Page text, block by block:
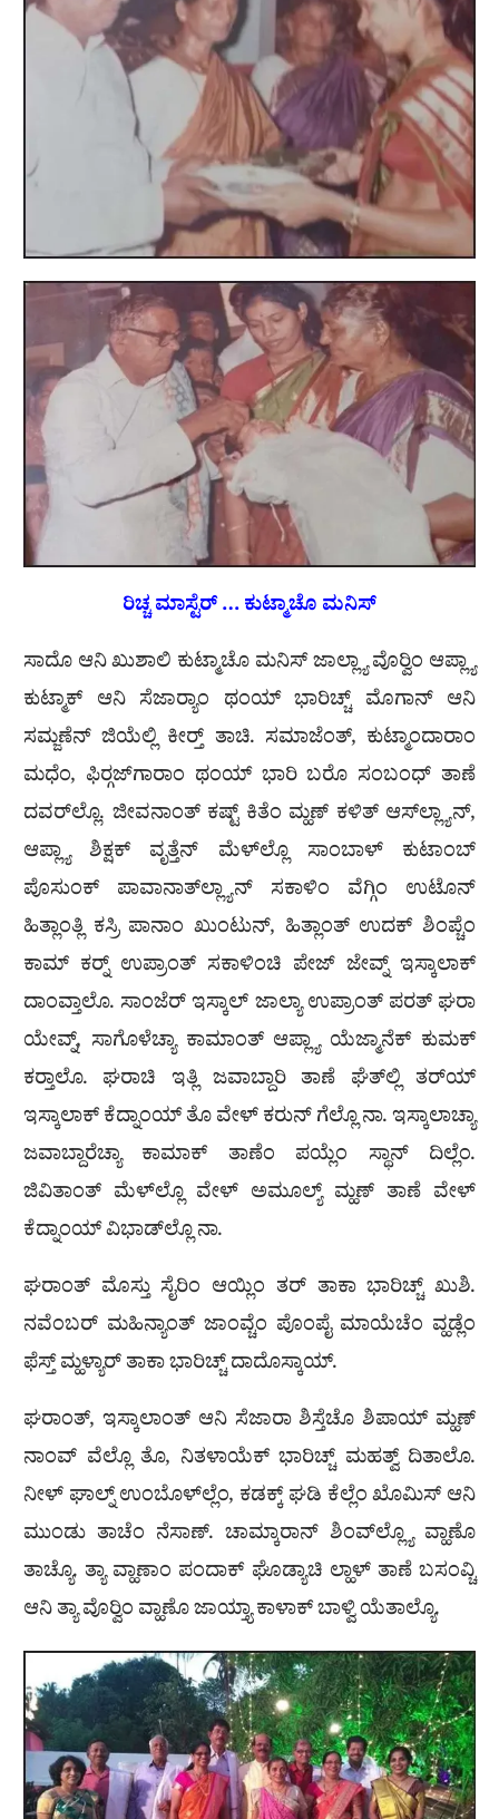
ರಿಚ್ಚ ಮಾಸ್ಟೆರ್ … ಕುಟ್ಮಾಚೊ ಮನಿಸ್
ಸಾದೊ ಆನಿ ಖುಶಾಲಿ ಕುಟ್ಮಾಚೊ ಮನಿಸ್ ಜಾಲ್ಲ್ಯಾ ವೊರ‍್ವಿಂ ಆಪ್ಲ್ಯಾ
ಕುಟ್ಮಾಕ್ ಆನಿ ಸೆಜಾರ‍್ಯಾಂ ಥಂಯ್ ಭಾರಿಚ್ಚ್ ಮೊಗಾನ್ ಆನಿ
ಸಮ್ಜಣೆನ್ ಜಿಯೆಲ್ಲಿ ಕೀರ‍್ತ್ ತಾಚಿ. ಸಮಾಜೆಂತ್, ಕುಟ್ಮಾಂದಾರಾಂ
ಮಧೆಂ, ಫಿರ‍್ಗಜ್‌ಗಾರಾಂ ಥಂಯ್ ಭಾರಿ ಬರೊ ಸಂಬಂಧ್ ತಾಣೆ
ದವರ್‌ಲ್ಲೊ. ಜೀವನಾಂತ್ ಕಷ್ಟ್ ಕಿತೆಂ ಮ್ಹಣ್ ಕಳಿತ್ ಆಸ್‌ಲ್ಲ್ಯಾನ್,
ಆಪ್ಲ್ಯಾ ಶಿಕ್ಷಕ್ ವೃತ್ತೆನ್ ಮೆಳ್‌ಲ್ಲೊ ಸಾಂಬಾಳ್ ಕುಟಾಂಬ್
ಪೊಸುಂಕ್ ಪಾವಾನಾತ್‌ಲ್ಲ್ಯಾನ್ ಸಕಾಳಿಂ ವೆಗ್ಗಿಂ ಉಟೊನ್
ಹಿತ್ಲಾಂತ್ಲಿ ಕಸ್ರಿ ಪಾನಾಂ ಖುಂಟುನ್, ಹಿತ್ಲಾಂತ್ ಉದಕ್ ಶಿಂಪ್ಚೆಂ
ಕಾಮ್ ಕರ‍್ನ್ ಉಪ್ರಾಂತ್ ಸಕಾಳಿಂಚಿ ಪೇಜ್ ಜೇವ್ನ್ ಇಸ್ಕಾಲಾಕ್
ದಾಂವ್ತಾಲೊ. ಸಾಂಜೆರ್ ಇಸ್ಕಾಲ್ ಜಾಲ್ಯಾ ಉಪ್ರಾಂತ್ ಪರತ್ ಘರಾ
ಯೇವ್ನ್, ಸಾಗೊಳೆಚ್ಯಾ ಕಾಮಾಂತ್ ಆಪ್ಲ್ಯಾ ಯೆಜ್ಮಾನೆಕ್ ಕುಮಕ್
ಕರ‍್ತಾಲೊ. ಘರಾಚಿ ಇತ್ಲಿ ಜವಾಬ್ದಾರಿ ತಾಣೆ ಘೆತ್‌ಲ್ಲಿ ತರ್‌ಯ್
ಇಸ್ಕಾಲಾಕ್ ಕೆದ್ನಾಂಯ್ ತೊ ವೇಳ್ ಕರುನ್ ಗೆಲ್ಲೊ ನಾ. ಇಸ್ಕಾಲಾಚ್ಯಾ
ಜವಾಬ್ದಾರೆಚ್ಯಾ ಕಾಮಾಕ್ ತಾಣೆಂ ಪಯ್ಲೆಂ ಸ್ಥಾನ್ ದಿಲ್ಲೆಂ.
ಜಿವಿತಾಂತ್ ಮೆಳ್‌ಲ್ಲೊ ವೇಳ್ ಅಮೂಲ್ಯ್ ಮ್ಹಣ್ ತಾಣೆ ವೇಳ್
ಕೆದ್ನಾಂಯ್ ವಿಭಾಡ್‍ಲ್ಲೊ ನಾ.
ಘರಾಂತ್ ಮೊಸ್ತು ಸೈರಿಂ ಆಯ್ಲಿಂ ತರ್ ತಾಕಾ ಭಾರಿಚ್ಚ್ ಖುಶಿ.
ನವೆಂಬರ್ ಮಹಿನ್ಯಾಂತ್ ಜಾಂವ್ಚೆಂ ಪೊಂಪೈ ಮಾಯೆಚೆಂ ವ್ಹಡ್ಲೆಂ
ಫೆಸ್ತ್ ಮ್ಹಳ್ಯಾರ್ ತಾಕಾ ಭಾರಿಚ್ಚ್ ದಾದೊಸ್ಕಾಯ್.
ಘರಾಂತ್, ಇಸ್ಕಾಲಾಂತ್ ಆನಿ ಸೆಜಾರಾ ಶಿಸ್ತೆಚೊ ಶಿಪಾಯ್ ಮ್ಹಣ್
ನಾಂವ್ ವೆಲ್ಲೊ ತೊ, ನಿತಳಾಯೆಕ್ ಭಾರಿಚ್ಚ್ ಮಹತ್ವ್ ದಿತಾಲೊ.
ನೀಳ್ ಘಾಲ್ನ್ ಉಂಬೊಳ್‌ಲ್ಲೆಂ, ಕಡಕ್ಕ್ ಘಡಿ ಕೆಲ್ಲೆಂ ಖೊಮಿಸ್ ಆನಿ
ಮುಂಡು ತಾಚೆಂ ನೆಸಾಣ್. ಚಾಮ್ಕಾರಾನ್ ಶಿಂವ್‌ಲ್ಲ್ಯೊ ವ್ಹಾಣೊ
ತಾಚ್ಯೊ. ತ್ಯಾ ವ್ಹಾಣಾಂ ಪಂದಾಕ್ ಘೊಡ್ಯಾಚಿ ಲ್ಹಾಳ್ ತಾಣೆ ಬಸಂವ್ಚಿ
ಆನಿ ತ್ಯಾ ವೊರ‍್ವಿಂ ವ್ಹಾಣೊ ಜಾಯ್ತ್ಯಾ ಕಾಳಾಕ್ ಬಾಳ್ವಿ ಯೆತಾಲ್ಯೊ.